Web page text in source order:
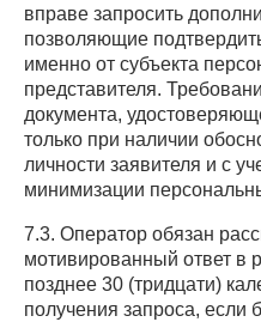
вправе запросить
позволяющие
именно от субъекта
представителя.
документа,
только при наличии
личности заявителя и с
минимизации
7.3. Оператор обязан
мотивированный ответ в
позднее 30 (тридцати)
получения запроса, если